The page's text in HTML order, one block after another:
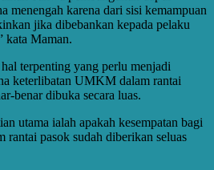
menengah karena dari sisi kemampuan
jika dibebankan kepada pelaku
kata Maman.
terpenting yang perlu menjadi
keterlibatan UMKM dalam rantai
benar dibuka secara luas.
utama ialah apakah kesempatan bagi
rantai pasok sudah diberikan seluas